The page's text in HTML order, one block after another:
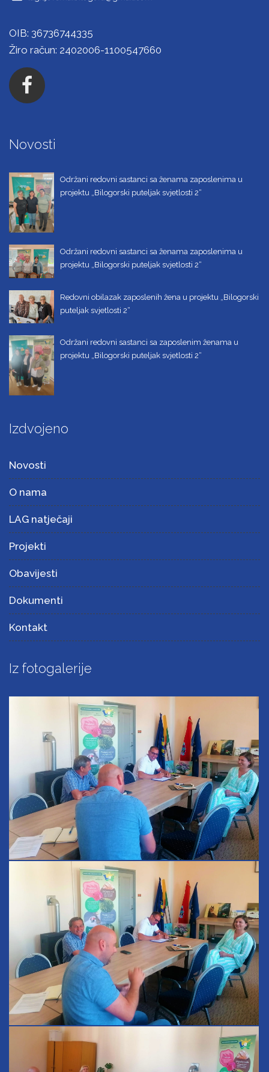
OIB: 36736744335
Žiro račun: 2402006-1100547660
Novosti
Održani redovni sastanci sa ženama zaposlenima u
projektu „Bilogorski puteljak svjetlosti 2“
Održani redovni sastanci sa ženama zaposlenima u
projektu „Bilogorski puteljak svjetlosti 2“
Redovni obilazak zaposlenih žena u projektu „Bilogorski
puteljak svjetlosti 2“
Održani redovni sastanci sa zaposlenim ženama u
projektu „Bilogorski puteljak svjetlosti 2“
Izdvojeno
Novosti
O nama
LAG natječaji
Projekti
Obavijesti
Dokumenti
Kontakt
Iz fotogalerije